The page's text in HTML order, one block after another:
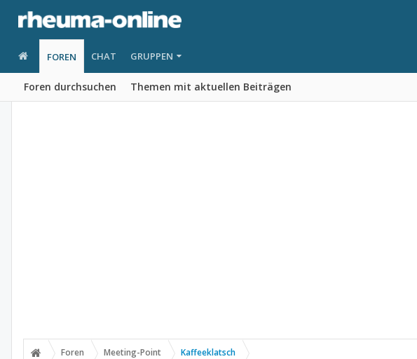
FOREN
Foren durchsuchen Themen mit aktuellen Beiträgen
CHAT GRUPPEN
Foren Meeting-Point Kaffeeklatsch